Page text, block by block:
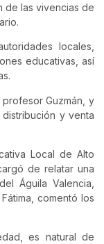
de las vivencias de
locales,
educativas, así
Guzmán, y
y venta
Local de Alto
de relatar una
Águila Valencia,
comentó los
es natural de